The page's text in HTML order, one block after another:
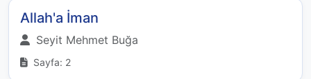
Allah'a İman
Seyit Mehmet Buğa
Sayfa: 2